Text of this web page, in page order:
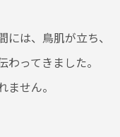
は、鳥肌が立ち、
ってきました。
せん。